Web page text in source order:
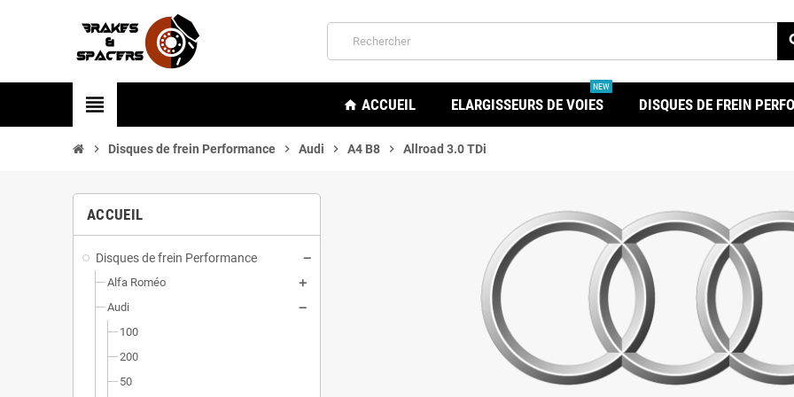
view_headline home ACCUEIL ELARGISSEURS DE VOIES
NEW
DISQUES DE FREIN
chevron_right Disques de frein Performance chevron_right Audi chevron_right A4 B8 chevron_right Allroad 3.0 TDi
ACCUEIL
Disques de frein Performance
Alfa Roméo
Audi
100
200
50